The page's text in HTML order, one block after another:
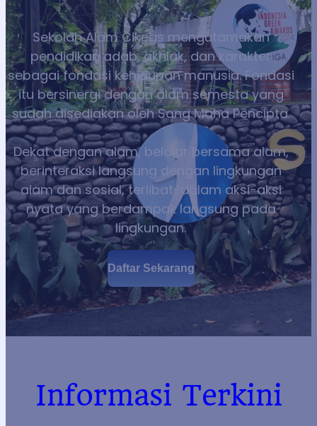
Sekolah Alam Cikeas mengutamakan
pendidikan adab, akhlak, dan karakter
sebagai fondasi kehidupan manusia. Fondasi
itu bersinergi dengan alam semesta yang
sudah disediakan oleh Sang Maha Pencipta.
Dekat dengan alam, belajar bersama alam,
berinteraksi langsung dengan lingkungan
alam dan sosial, terlibat-dalam aksi-aksi
nyata yang berdampak langsung pada
lingkungan.
Daftar Sekarang
Informasi Terkini